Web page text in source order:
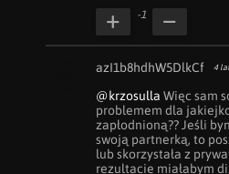
-1
azI1b8hdhW5DlkCf 4
@krzosulla Więc sam
problemem dla
zapłodnioną?? Jeśli
swoją partnerką, to
lub skorzystała z
rezultacie miałabym